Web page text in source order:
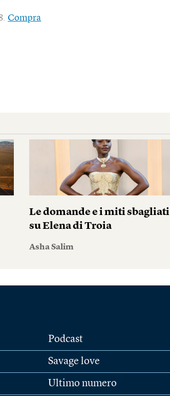
Compra
Le domande e i miti sbagliati
su Elena di Troia
Asha Salim
Podcast
Savage love
Ultimo numero